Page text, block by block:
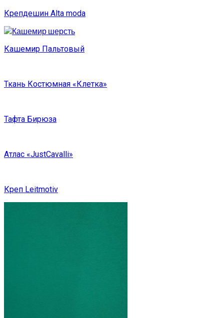
Крепдешин Alta moda
Кашемир Пальтовый
Ткань Костюмная «Клетка»
Тафта Бирюза
Атлас «JustCavalli»
Креп Leitmotiv